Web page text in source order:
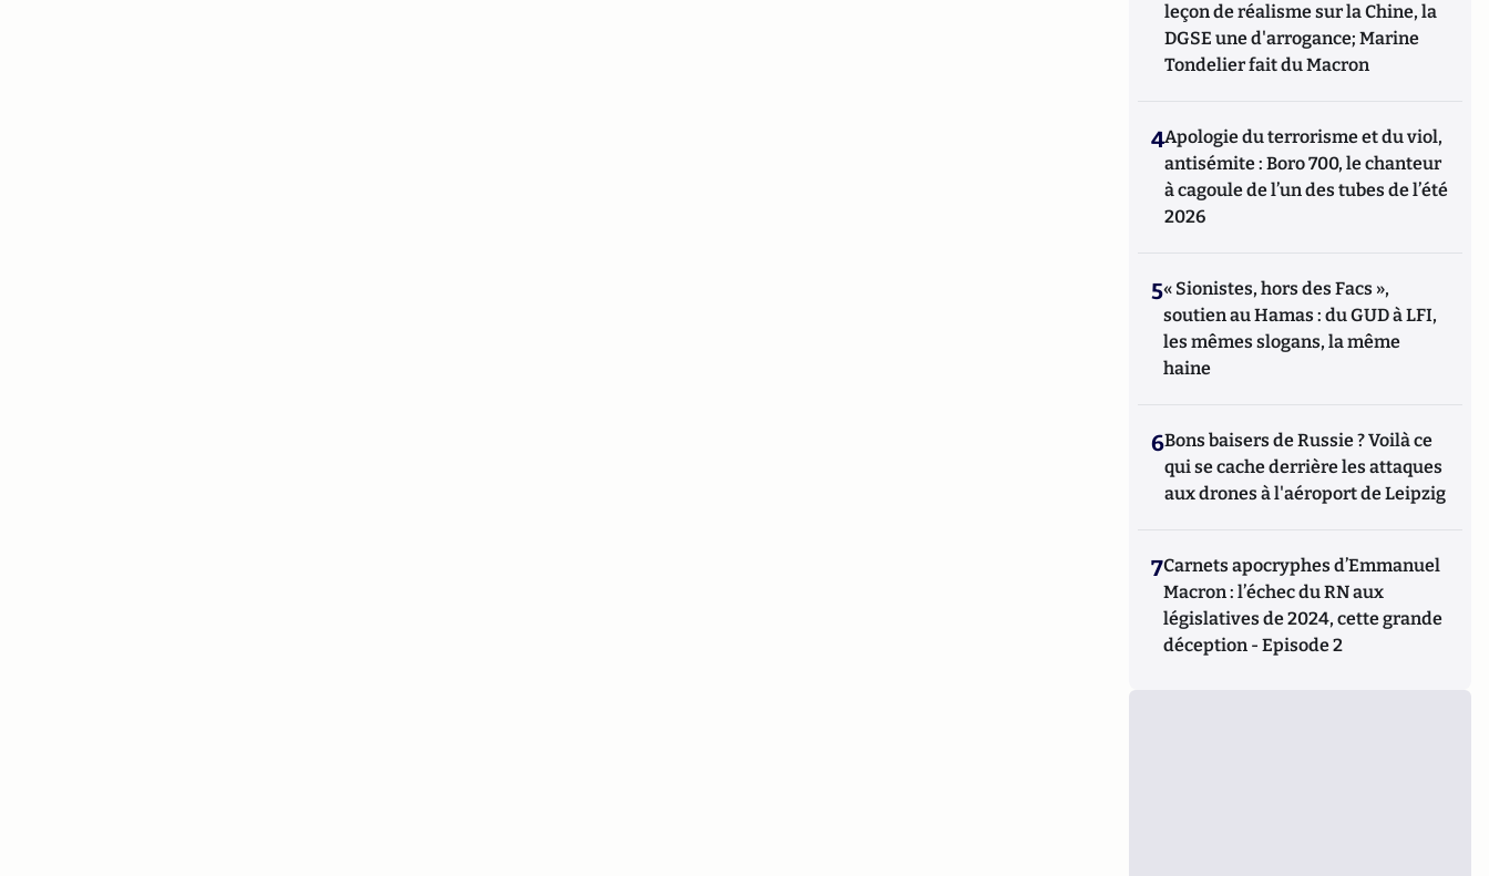
leçon de réalisme sur la Chine, la
DGSE une d'arrogance; Marine
Tondelier fait du Macron
4Apologie du terrorisme et du viol,
antisémite : Boro 700, le chanteur
à cagoule de l’un des tubes de l’été
2026
5« Sionistes, hors des Facs »,
soutien au Hamas : du GUD à LFI,
les mêmes slogans, la même
haine
6Bons baisers de Russie ? Voilà ce
qui se cache derrière les attaques
aux drones à l'aéroport de Leipzig
7Carnets apocryphes d’Emmanuel
Macron : l’échec du RN aux
législatives de 2024, cette grande
déception - Episode 2